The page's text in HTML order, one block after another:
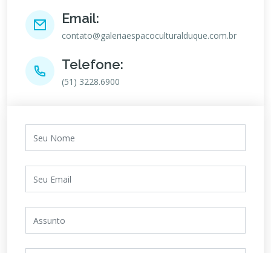
Email:
contato@galeriaespacoculturalduque.com.br
Telefone:
(51) 3228.6900